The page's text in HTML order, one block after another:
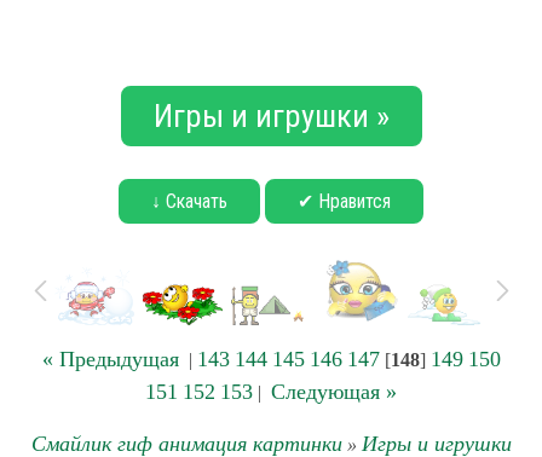
Игры и игрушки »
↓ Скачать ✔ Нравится
« Предыдущая| 143 144 145 146 147[148] 149 150
151 152 153 | Следующая »
Смайлик гиф анимация картинки» Игры и игрушки